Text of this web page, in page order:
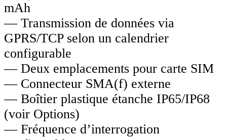
mAh
— Transmission de données via
GPRS/TCP selon un calendrier
configurable
— Deux emplacements pour carte SIM
— Connecteur SMA(f) externe
— Boîtier plastique étanche IP65/IP68
(voir Options)
— Fréquence d’interrogation